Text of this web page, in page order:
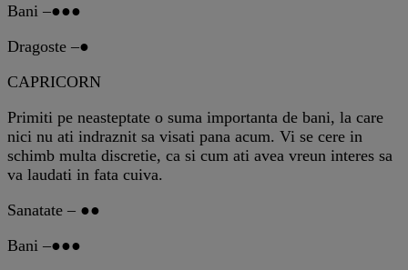
Bani –●●●
Dragoste –●
CAPRICORN
Primiti pe neasteptate o suma importanta de bani, la care
nici nu ati indraznit sa visati pana acum. Vi se cere in
schimb multa discretie, ca si cum ati avea vreun interes sa
va laudati in fata cuiva.
Sanatate – ●●
Bani –●●●